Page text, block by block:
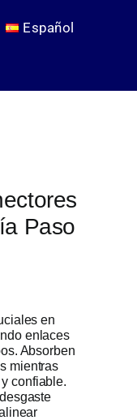
Español
Artículos
Obtener
Paso
en
enlaces
Absorben
mientras
confiable.